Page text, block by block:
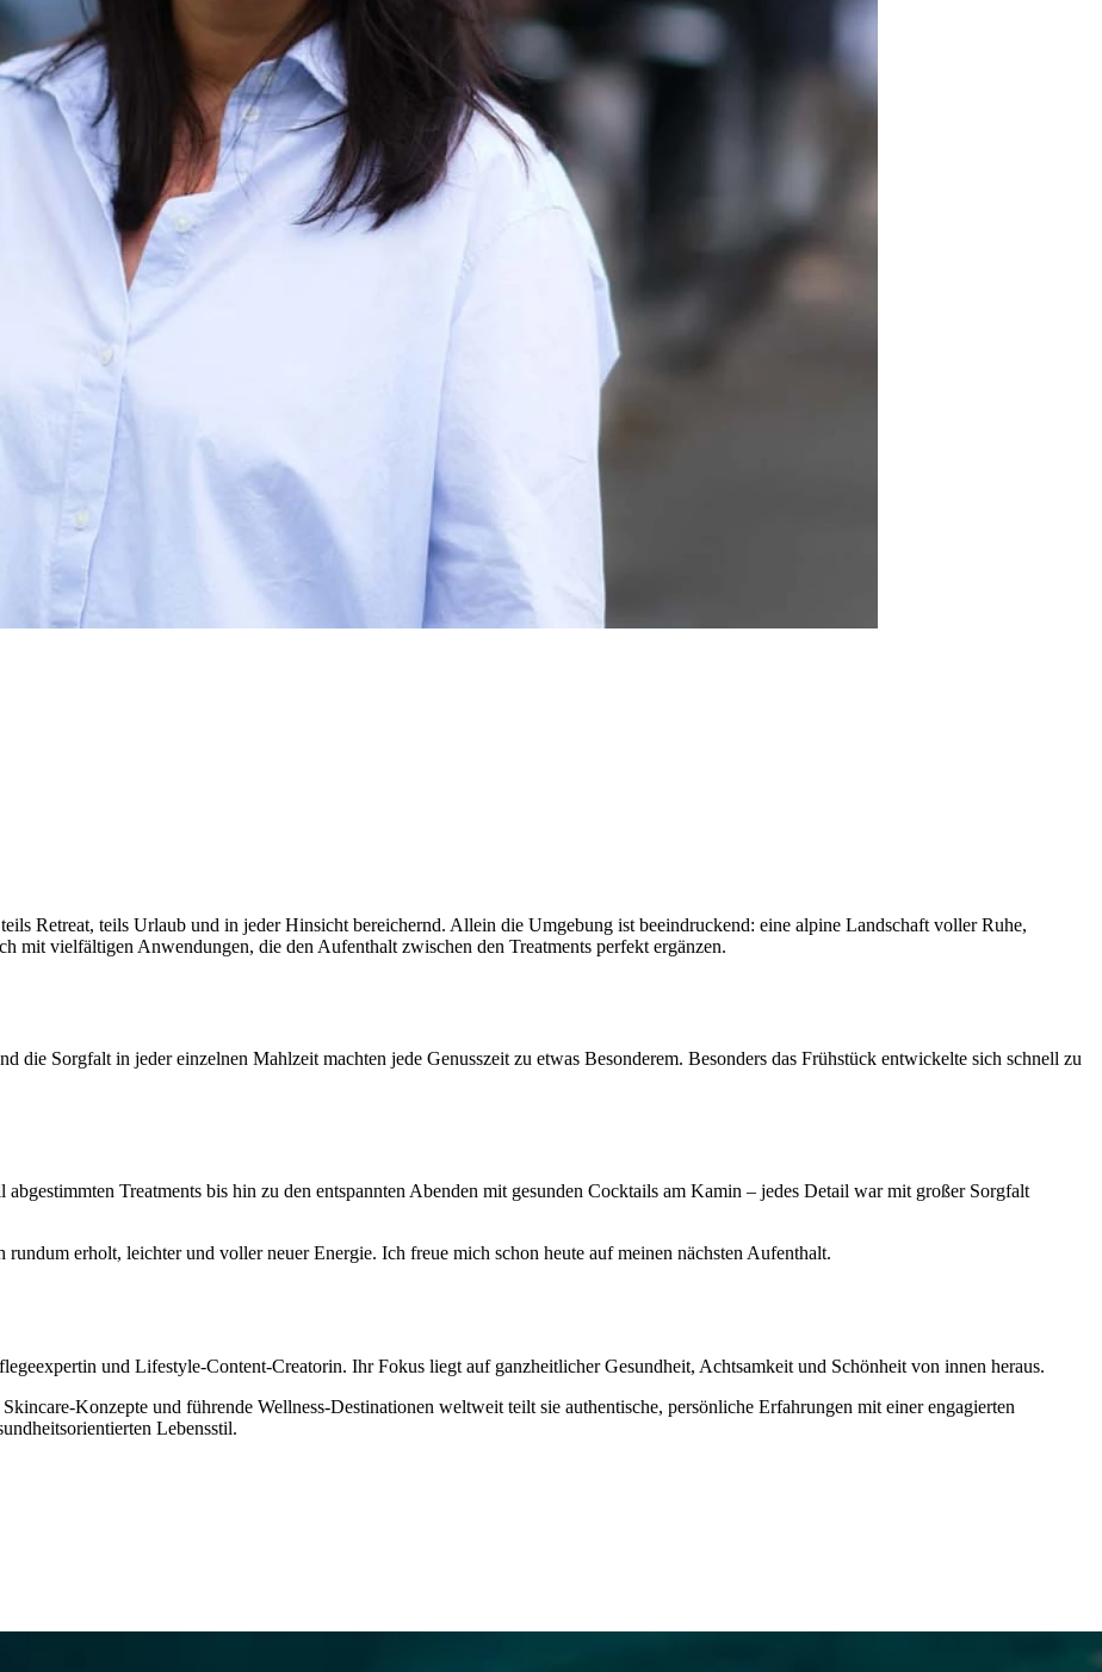
Retreat, teils Urlaub und in jeder Hinsicht bereichernd. Allein die Umgebung ist beeindruckend: eine alpine Landschaft voller Ruhe,
mit vielfältigen Anwendungen, die den Aufenthalt zwischen den Treatments perfekt ergänzen.
Sorgfalt in jeder einzelnen Mahlzeit machten jede Genusszeit zu etwas Besonderem. Besonders das Frühstück entwickelte sich schnell zu
Treatments bis hin zu den entspannten Abenden mit gesunden Cocktails am Kamin – jedes Detail war mit großer Sorgfalt
erholt, leichter und voller neuer Energie. Ich freue mich schon heute auf meinen nächsten Aufenthalt.
und Lifestyle-Content-Creatorin. Ihr Fokus liegt auf ganzheitlicher Gesundheit, Achtsamkeit und Schönheit von innen heraus.
Konzepte und führende Wellness-Destinationen weltweit teilt sie authentische, persönliche Erfahrungen mit einer engagierten
Lebensstil.